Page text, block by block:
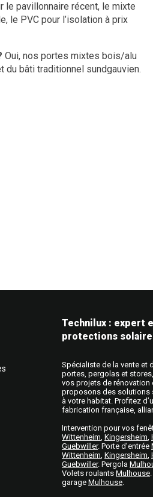
le pavillonnaire récent, le mixte
le PVC pour l’isolation à prix
Oui, nos portes mixtes bois/alu
bâti traditionnel sundgauvien.
Technilux : expert
protections
Spécialiste de la vente et
portes, pergolas et
vos projets de rénovation
proposons des solutions
à votre habitat. Profitez
fabrication française,
Intervention pour vos
Wittenheim,Kingersheim,
Guebwiller. Porte d’entrée
Wittenheim,Kingersheim,
Guebwiller. Pergola
Volets roulantsMulhouse
garageMulhouse.